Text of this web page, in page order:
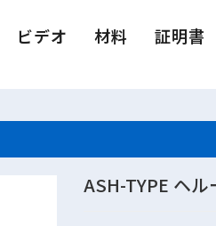
ビデオ 材料 証明書
ASH-TYPE ヘ